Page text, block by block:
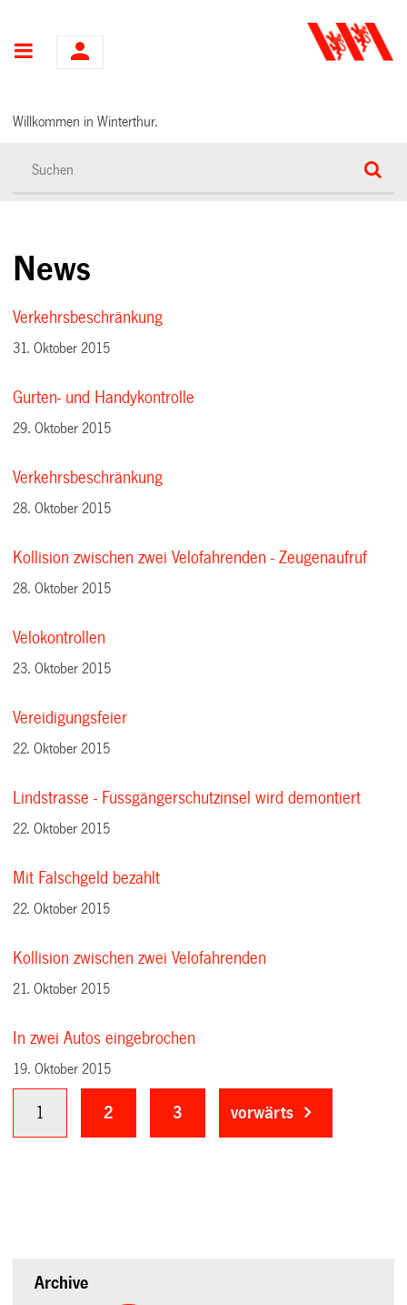
Hauptnavigation
Willkommen in Winterthur.
News
Verkehrsbeschränkung
31. Oktober 2015
Gurten- und Handykontrolle
29. Oktober 2015
Verkehrsbeschränkung
28. Oktober 2015
Kollision zwischen zwei Velofahrenden - Zeugenaufruf
28. Oktober 2015
Velokontrollen
23. Oktober 2015
Vereidigungsfeier
22. Oktober 2015
Lindstrasse - Fussgängerschutzinsel wird demontiert
22. Oktober 2015
Mit Falschgeld bezahlt
22. Oktober 2015
Kollision zwischen zwei Velofahrenden
21. Oktober 2015
In zwei Autos eingebrochen
19. Oktober 2015
1 2 3 vorwärts
Archive